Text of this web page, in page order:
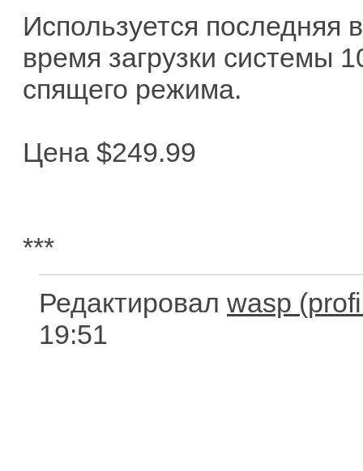
Используется последняя
время загрузки системы
спящего режима.
Цена $249.99
***
Редактировал wasp
19:51